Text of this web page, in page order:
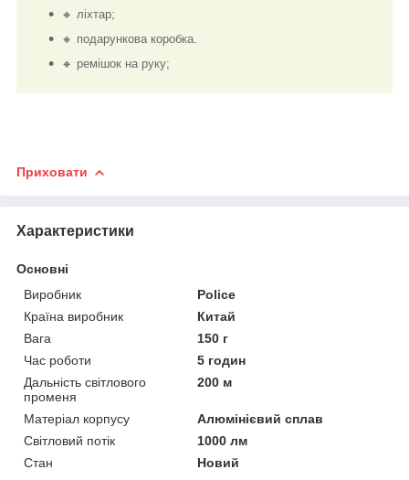
🔸 ліхтар;
🔸 подарункова коробка.
🔸 ремішок на руку;
Приховати
Характеристики
Основні
Виробник
Police
Країна виробник
Китай
Вага
150 г
Час роботи
5 годин
Дальність світлового
променя
200 м
Матеріал корпусу
Алюмінієвий сплав
Світловий потік
1000 лм
Стан
Новий